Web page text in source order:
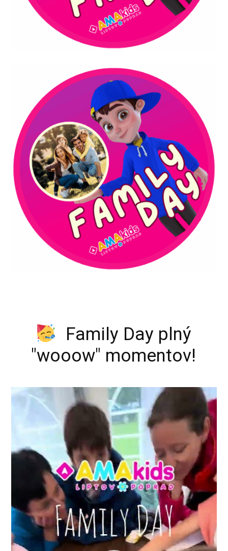
Family Day plný
"wooow" momentov!
Video
prehrávač